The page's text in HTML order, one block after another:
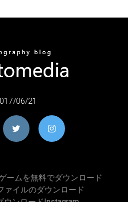
06/21
ームを無料でダウンロード
ァイルのダウンロード